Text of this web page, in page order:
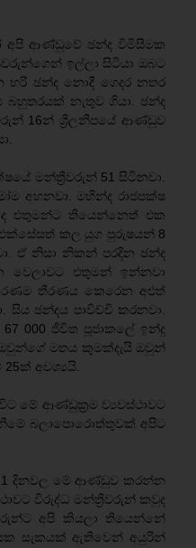
ආණ්ඩුවේ ඡන්ද විමිසීමක
ඉල්ලා සිටියා ඔබට
හරි ඡන්ද නොදී ගෙදර නතර
බහුතරයක් නැතුව ගියා. ඡන්ද
16න් ශ්‍රීලනීපයේ ආණ්ඩුව
මන්ත්‍රීවරුන් 51 සිටිනවා.
අහනවා. මහින්ද රාජපක්ෂ
එතුමන්ට තියෙන්නෙත් එක
කල යුග පුරුෂයන් 8
ඒ නිසා නිකන් පරදින ඡන්ද
වෙලාවට එතුමන් ඉන්නවා
තීරණය කෙරෙන අළුත්
ඡන්දය පාවිච්චි කරනවා.
000 ජීවිත පූජාකලේ ඉන්දු
මතය කුමක්දැයි ඔවුන්
අවශ්‍යයි.
මේ ආණ්ඩුක්‍රම ව්‍යවස්ථාවට
බලාපොරොත්තුවක් අපිට
දිනවල මේ ආණ්ඩුව කරන්න
විරුද්ධ මන්ත්‍රීවරුන් කවුද
අපි කියලා තියෙන්නේ
සැකයක් ඇතිවෙන් අයුරින්